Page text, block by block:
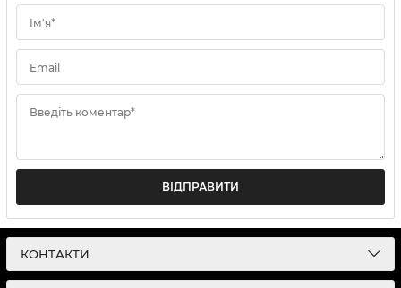
Ім'я*
Email
Введіть коментар*
ВІДПРАВИТИ
КОНТАКТИ